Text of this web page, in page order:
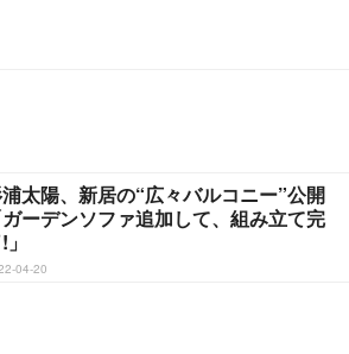
太陽、新居の“広々バルコニー”公開
ガーデンソファ追加して、組み立て完
04-20